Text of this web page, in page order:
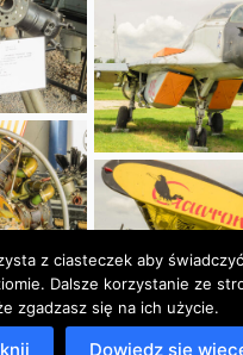
z ciasteczek aby
Dalsze korzystanie ze
zgadzasz się na ich użycie.
Dowiedz się